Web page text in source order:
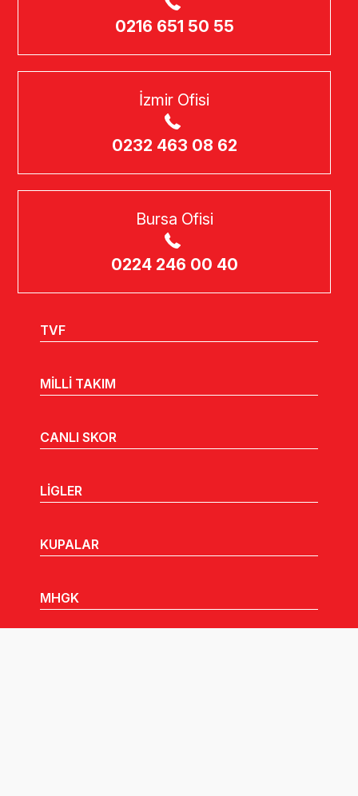
0216 651 50 55
İzmir Ofisi
0232 463 08 62
Bursa Ofisi
0224 246 00 40
TVF
MİLLİ TAKIM
CANLI SKOR
LİGLER
KUPALAR
MHGK